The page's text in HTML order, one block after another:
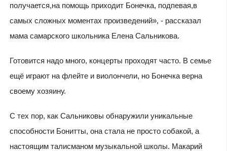
получается,на помощь приходит Бонечка, подпевая,в
самых сложных моментах произведений», - рассказал
мама самарского школьника Елена Сальникова.
Готовится надо много, концерты проходят часто. В семье
ещё играют на флейте и виолончели, но Бонечка верна
своему хозяину.
С тех пор, как Сальниковы обнаружили уникальные
способности Бонитты, она стала не просто собакой, а
настоящим талисманом музыкальной школы. Макарий